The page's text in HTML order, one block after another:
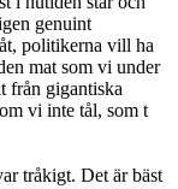
genuint
politikerna vill ha
mat som vi under
från gigantiska
vi inte tål, som t
tråkigt. Det är bäst